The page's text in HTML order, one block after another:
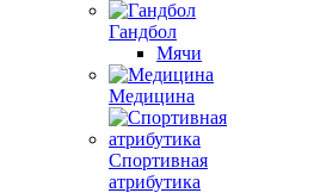
Гандбол
Мячи
Медицина
Спортивная
атрибутика